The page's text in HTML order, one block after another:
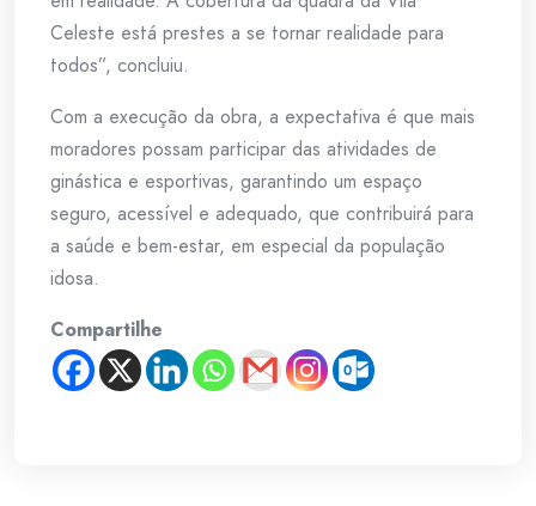
Celeste está prestes a se tornar realidade para
todos”, concluiu.
Com a execução da obra, a expectativa é que mais
moradores possam participar das atividades de
ginástica e esportivas, garantindo um espaço
seguro, acessível e adequado, que contribuirá para
a saúde e bem-estar, em especial da população
idosa.
Compartilhe